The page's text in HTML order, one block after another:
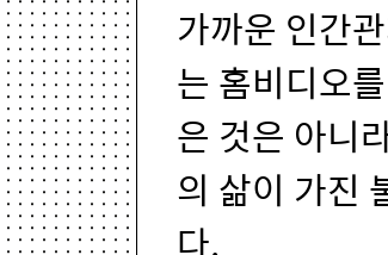
가까운 인간
는 홈비디오
은 것은 아니
의 삶이 가진
다.